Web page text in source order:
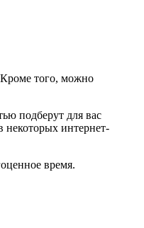
Кроме того, можно
подберут для вас
некоторых интернет-
время.